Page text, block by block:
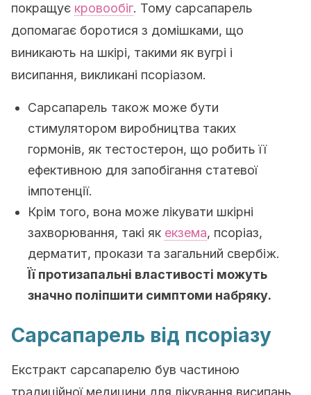
покращує кровообіг. Тому сарсапарель
допомагає боротися з домішками, що
виникають на шкірі, такими як вугрі і
висипання, викликані псоріазом.
Сарсапарель також може бути
стимулятором виробництва таких
гормонів, як тестостерон, що робить її
ефективною для запобігання статевої
імпотенції.
Крім того, вона може лікувати шкірні
захворювання, такі як екзема, псоріаз,
дерматит, прокази та загальний свербіж.
Її протизапальні властивості можуть
значно поліпшити симптоми набряку.
Сарсапарель від псоріазу
Екстракт сарсапарелю був частиною
традиційної медицини для лікування висипань